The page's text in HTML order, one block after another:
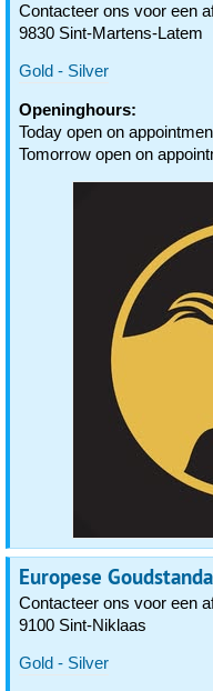
Contacteer ons voor een
9830 Sint-Martens-Latem
Gold - Silver
Openinghours:
Today open on
Tomorrow open on
Europese
Contacteer ons voor een
9100 Sint-Niklaas
Gold - Silver